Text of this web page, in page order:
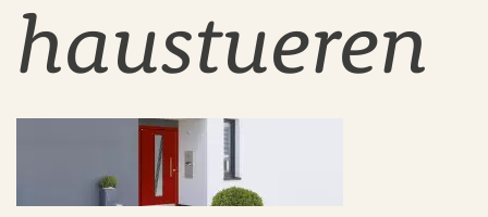
Baustoffe
Service
Über uns
haustueren